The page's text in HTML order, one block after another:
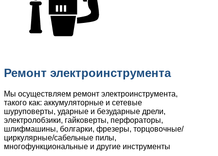
Ремонт электроинструмента
Мы осуществляем ремонт электроинструмента,
такого как: аккумуляторные и сетевые
шуруповерты, ударные и безударные дрели,
электролобзики, гайковерты, перфораторы,
шлифмашины, болгарки, фрезеры, торцовочные/
циркулярные/сабельные пилы,
многофункциональные и другие инструменты